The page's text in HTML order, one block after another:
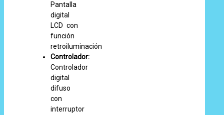
Pantalla
digital
LCD con
función
retroiluminación
Controlador:
Controlador
digital
difuso
con
interruptor